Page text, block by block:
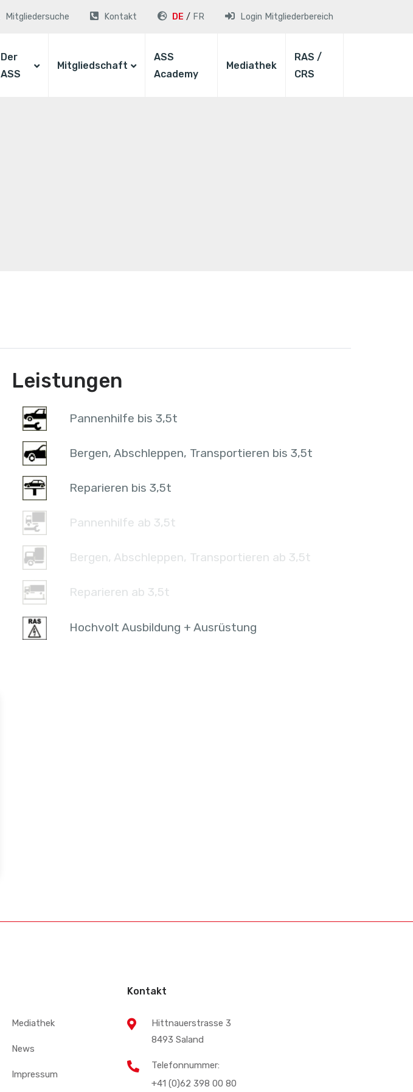
Mitgliedersuche Kontakt DE FR Login Mitgliederbereich
Der
ASS
Mitgliedschaft
ASS
Academy
Mediathek
RAS /
CRS
Leistungen
Pannenhilfe bis 3,5t
Bergen, Abschleppen, Transportieren bis 3,5t
Reparieren bis 3,5t
Pannenhilfe ab 3,5t
Bergen, Abschleppen, Transportieren ab 3,5t
Reparieren ab 3,5t
Hochvolt Ausbildung + Ausrüstung
Mediathek
News
Impressum
Kontakt
Hittnauerstrasse 3
8493 Saland
Telefonnummer:
+41 (0)62 398 00 80